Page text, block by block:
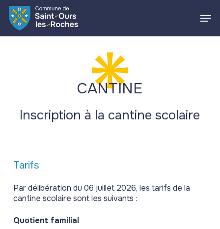
Skip
main
content
CANTINE
Inscription à la cantine scolaire
Tarifs
Par délibération du 06 juillet 2026, les tarifs de la
cantine scolaire sont les suivants :
Quotient familial
Menu